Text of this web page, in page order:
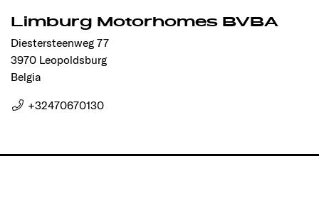
Limburg Motorhomes BVBA
Diestersteenweg 77
3970 Leopoldsburg
Belgia
+32470670130